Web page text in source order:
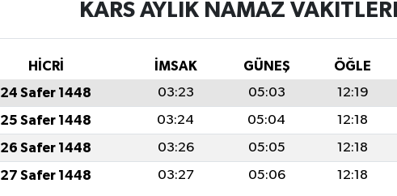
KARS AYLIK NAMAZ VAKITLERI
HİCRİ İMSAK GÜNEŞ ÖĞLE
24 Safer 1448 03:23 05:03 12:19
25 Safer 1448 03:24 05:04 12:18
26 Safer 1448 03:26 05:05 12:18
27 Safer 1448 03:27 05:06 12:18